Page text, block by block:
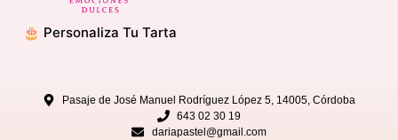
🎂 Personaliza Tu Tarta
Pasaje de José Manuel Rodríguez López 5, 14005, Córdoba
643 02 30 19
dariapastel@gmail.com